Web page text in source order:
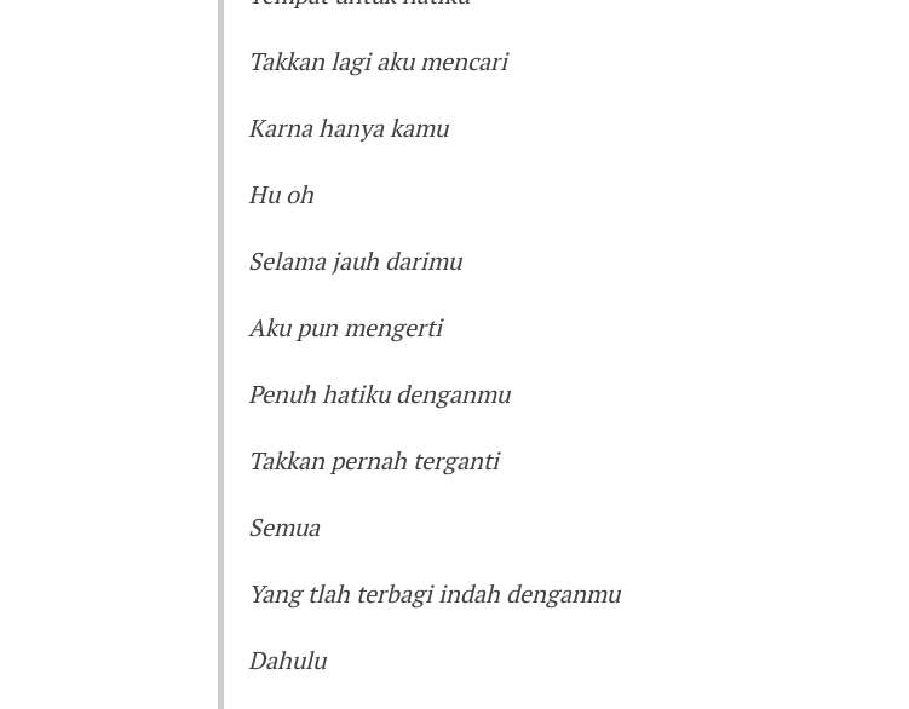
Takkan lagi aku mencari
Karna hanya kamu
Hu oh
Selama jauh darimu
Aku pun mengerti
Penuh hatiku denganmu
Takkan pernah terganti
Semua
Yang tlah terbagi indah denganmu
Dahulu